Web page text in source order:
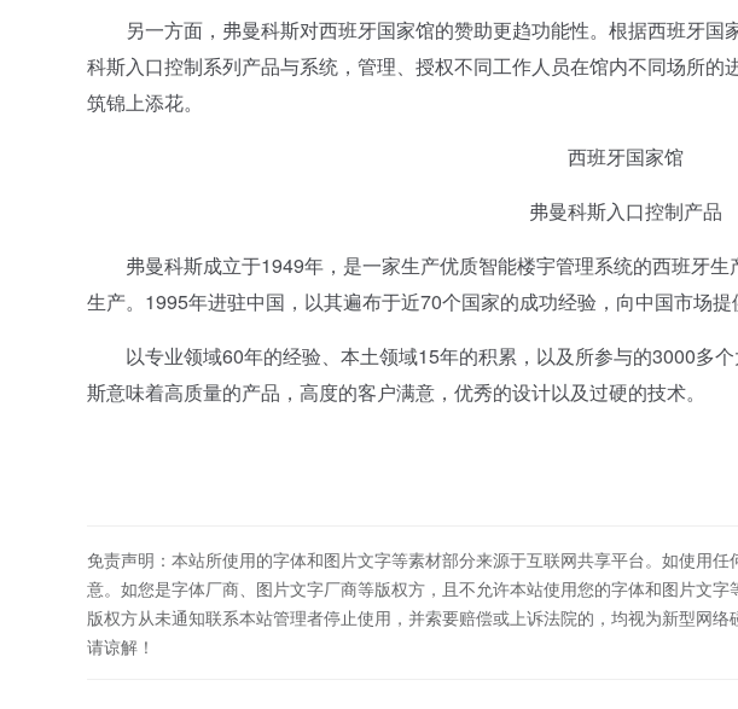
另一方面，弗曼科斯对西班牙国家馆的赞助更趋功能性。根据西班牙国
科斯入口控制系列产品与系统，管理、授权不同工作人员在馆内不同场所的
筑锦上添花。
西班牙国家馆
弗曼科斯入口控制产品
弗曼科斯成立于1949年，是一家生产优质智能楼宇管理系统的西班牙生
生产。1995年进驻中国，以其遍布于近70个国家的成功经验，向中国市场提
以专业领域60年的经验、本土领域15年的积累，以及所参与的3000多
斯意味着高质量的产品，高度的客户满意，优秀的设计以及过硬的技术。
免责声明：本站所使用的字体和图片文字等素材部分来源于互联网共享平台。如使用
意。如您是字体厂商、图片文字厂商等版权方，且不允许本站使用您的字体和图片文
版权方从未通知联系本站管理者停止使用，并索要赔偿或上诉法院的，均视为新型网
请谅解！